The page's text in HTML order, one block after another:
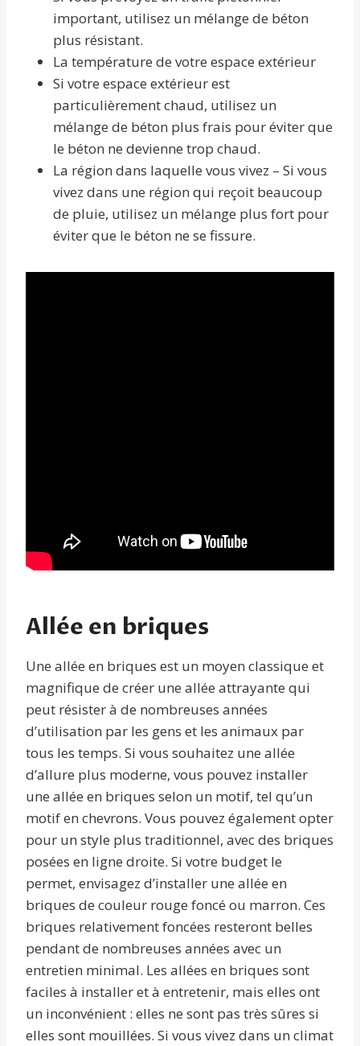
important, utilisez un mélange de béton
plus résistant.
La température de votre espace extérieur
Si votre espace extérieur est
particulièrement chaud, utilisez un
mélange de béton plus frais pour éviter que
le béton ne devienne trop chaud.
La région dans laquelle vous vivez – Si vous
vivez dans une région qui reçoit beaucoup
de pluie, utilisez un mélange plus fort pour
éviter que le béton ne se fissure.
Allée en briques
Une allée en briques est un moyen classique et
magnifique de créer une allée attrayante qui
peut résister à de nombreuses années
d’utilisation par les gens et les animaux par
tous les temps. Si vous souhaitez une allée
d’allure plus moderne, vous pouvez installer
une allée en briques selon un motif, tel qu’un
motif en chevrons. Vous pouvez également opter
pour un style plus traditionnel, avec des briques
posées en ligne droite. Si votre budget le
permet, envisagez d’installer une allée en
briques de couleur rouge foncé ou marron. Ces
briques relativement foncées resteront belles
pendant de nombreuses années avec un
entretien minimal. Les allées en briques sont
faciles à installer et à entretenir, mais elles ont
un inconvénient : elles ne sont pas très sûres si
elles sont mouillées. Si vous vivez dans un climat